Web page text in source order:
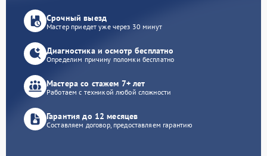
Срочный выезд
Мастер приедет уже через 30 минут
Диагностика и осмотр бесплатно
Определим причину поломки бесплатно
Мастера со стажем 7+ лет
Работаем с техникой любой сложности
Гарантия до 12 месяцев
Составляем договор, предоставляем гарантию